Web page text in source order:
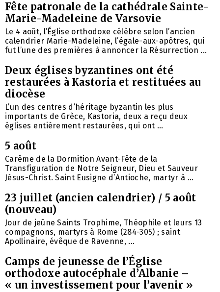
Fête patronale de la cathédrale Sainte-
Marie-Madeleine de Varsovie
Le 4 août, l’Église orthodoxe célèbre selon l’ancien
calendrier Marie-Madeleine, l’égale-aux-apôtres, qui
fut l’une des premières à annoncer la Résurrection ...
Deux églises byzantines ont été
restaurées à Kastoria et restituées au
diocèse
L’un des centres d’héritage byzantin les plus
importants de Grèce, Kastoria, deux a reçu deux
églises entièrement restaurées, qui ont ...
5 août
Carême de la Dormition Avant-Fête de la
Transfiguration de Notre Seigneur, Dieu et Sauveur
Jésus-Christ. Saint Eusigne d’Antioche, martyr à ...
23 juillet (ancien calendrier) / 5 août
(nouveau)
Jour de jeûne Saints Trophime, Théophile et leurs 13
compagnons, martyrs à Rome (284-305) ; saint
Apollinaire, évêque de Ravenne, ...
Camps de jeunesse de l’Église
orthodoxe autocéphale d’Albanie –
« un investissement pour l’avenir »